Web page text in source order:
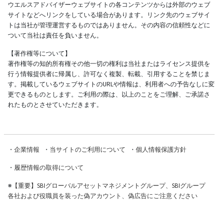
ウエルスアドバイザーウェブサイトの各コンテンツからは外部のウェブ
サイトなどへリンクをしている場合があります。リンク先のウェブサイ
トは当社が管理運営するものではありません。その内容の信頼性などに
ついて当社は責任を負いません。
【著作権等について】
著作権等の知的所有権その他一切の権利は当社またはライセンス提供を
行う情報提供者に帰属し、許可なく複製、転載、引用することを禁じま
す。掲載しているウェブサイトのURLや情報は、利用者への予告なしに変
更できるものとします。ご利用の際は、以上のことをご理解、ご承諾さ
れたものとさせていただきます。
・ 企業情報 ・ 当サイトのご利用について ・ 個人情報保護方針
・ 履歴情報の取得について
※【重要】SBIグローバルアセットマネジメントグループ、SBIグループ
各社および役職員を装った偽アカウント、偽広告にご注意ください